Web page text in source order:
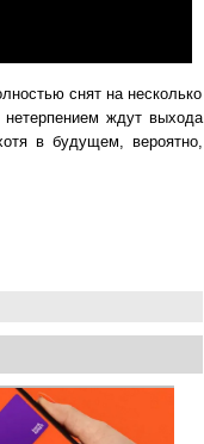
снят на несколько
ждут выхода
в будущем, вероятно,